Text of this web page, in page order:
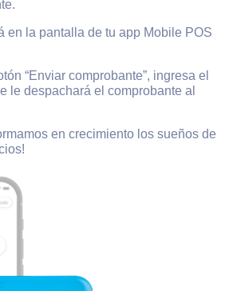
en la pantalla de tu app Mobile POS
“Enviar comprobante”, ingresa el
le despachará el comprobante al
en crecimiento los sueños de